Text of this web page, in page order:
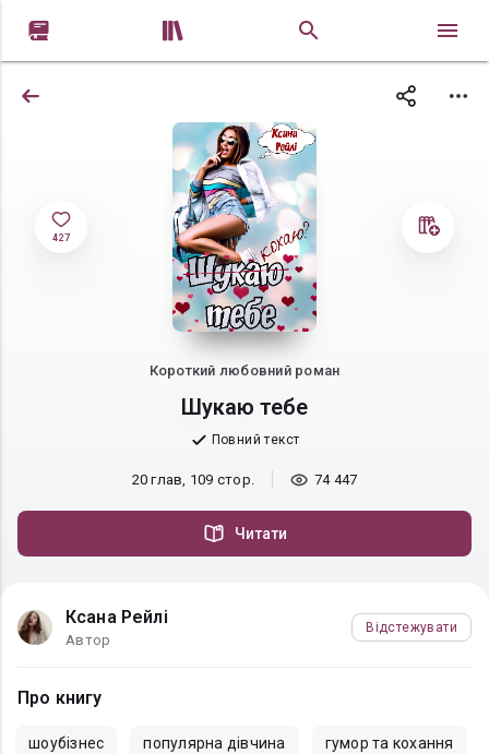
 
427
Короткий любовний роман
Шукаю тебе
Повний текст
20 глав, 109 стор. 74 447
Читати
Ксана Рейлі
Автор
Відстежувати
Про книгу
шоубізнес популярна дівчина гумор та кохання